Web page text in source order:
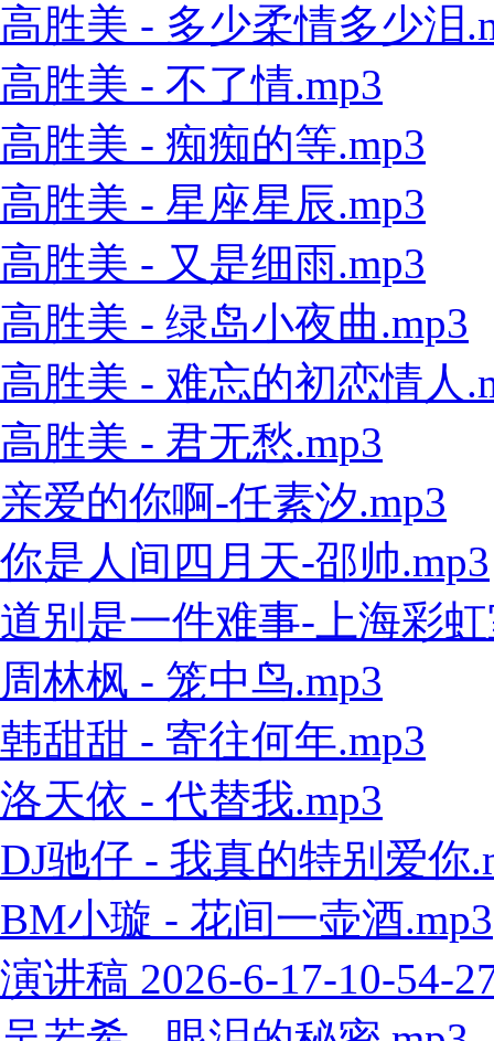
高胜美 - 多少柔情多少泪
高胜美 - 不了情.mp3
高胜美 - 痴痴的等.mp3
高胜美 - 星座星辰.mp3
高胜美 - 又是细雨.mp3
高胜美 - 绿岛小夜曲.mp3
高胜美 - 难忘的初恋情人
高胜美 - 君无愁.mp3
亲爱的你啊-任素汐.mp3
你是人间四月天-邵帅.mp3
道别是一件难事-上海彩
周林枫 - 笼中鸟.mp3
韩甜甜 - 寄往何年.mp3
洛天依 - 代替我.mp3
DJ驰仔 - 我真的特别爱你
BM小璇 - 花间一壶酒.mp3
演讲稿 2026-6-17-10-54-